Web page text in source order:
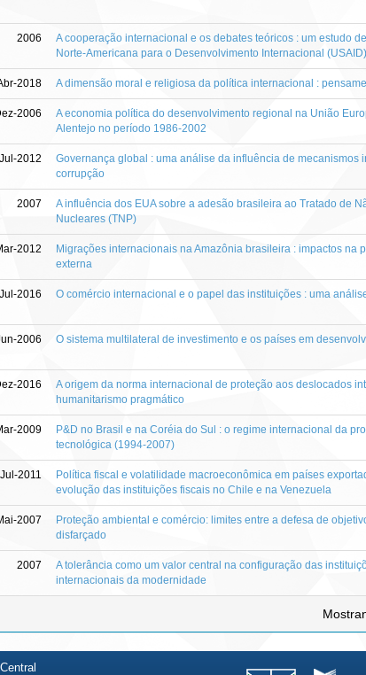
2006
A cooperação internacional e os debates teóricos : um estudo
Norte-Americana para o Desenvolvimento Internacional
2018 A dimensão moral e religiosa da política internacional :
2006
A economia política do desenvolvimento regional na União
Alentejo no período 1986-2002
2012
Governança global : uma análise da influência de mecanismos
corrupção
2007
A influência dos EUA sobre a adesão brasileira ao Tratado de
Nucleares (TNP)
2012
Migrações internacionais na Amazônia brasileira : impactos na
externa
2016 O comércio internacional e o papel das instituições : uma
2006 O sistema multilateral de investimento e os países em
2016
A origem da norma internacional de proteção aos deslocados
humanitarismo pragmático
2009
P&D no Brasil e na Coréia do Sul : o regime internacional da
tecnológica (1994-2007)
2011
Política fiscal e volatilidade macroeconômica em países
evolução das instituições fiscais no Chile e na Venezuela
2007
Proteção ambiental e comércio: limites entre a defesa de
disfarçado
2007
A tolerância como um valor central na configuração das
internacionais da modernidade